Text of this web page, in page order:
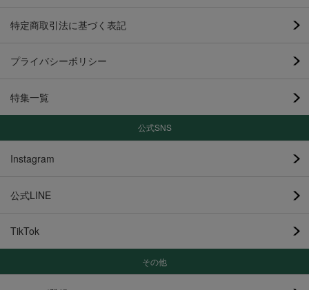
特定商取引法に基づく表記
プライバシーポリシー
特集一覧
公式SNS
Instagram
公式LINE
TikTok
その他